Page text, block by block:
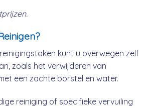
kunt u overwegen zelf
zoals het verwijderen van
een zachte borstel en water.
reiniging of specifieke vervuiling